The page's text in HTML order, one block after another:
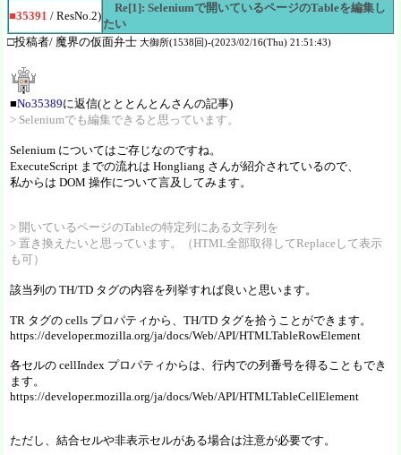
■35391 / ResNo.2)
Re[1]: Seleniumで開いているページのTableを編集し
たい
□投稿者/ 魔界の仮面弁士 大御所(1538回)-(2023/02/16(Thu) 21:51:43)
■No35389に返信(とととんとんさんの記事)
> Seleniumでも編集できると思っています。
Selenium についてはご存じなのですね。
ExecuteScript までの流れは Hongliang さんが紹介されているので、
私からは DOM 操作について言及してみます。
> 開いているページのTableの特定列にある文字列を
> 置き換えたいと思っています。（HTML全部取得してReplaceして表示
も可）
該当列の TH/TD タグの内容を列挙すれば良いと思います。
TR タグの cells プロパティから、TH/TD タグを拾うことができます。
https://developer.mozilla.org/ja/docs/Web/API/HTMLTableRowElement
各セルの cellIndex プロパティからは、行内での列番号を得ることもでき
ます。
https://developer.mozilla.org/ja/docs/Web/API/HTMLTableCellElement
ただし、結合セルや非表示セルがある場合は注意が必要です。